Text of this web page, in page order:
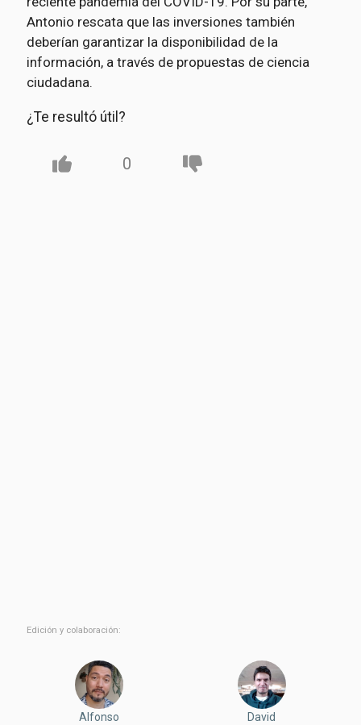
Antonio rescata que las inversiones también
deberían garantizar la disponibilidad de la
información, a través de propuestas de ciencia
ciudadana.
¿Te resultó útil?
0
Edición y colaboración:
Alfonso David